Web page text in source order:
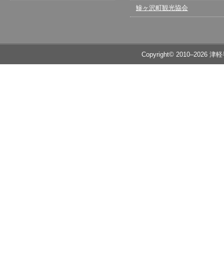
鰺ヶ沢町観光協会
Copyright© 2010–2026 津